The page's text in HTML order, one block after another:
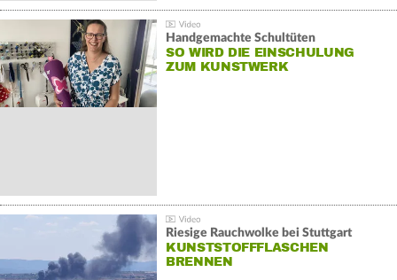
Handgemachte Schultüten
SO WIRD DIE EINSCHULUNG
ZUM KUNSTWERK
Riesige Rauchwolke bei Stuttgart
KUNSTSTOFFFLASCHEN
BRENNEN